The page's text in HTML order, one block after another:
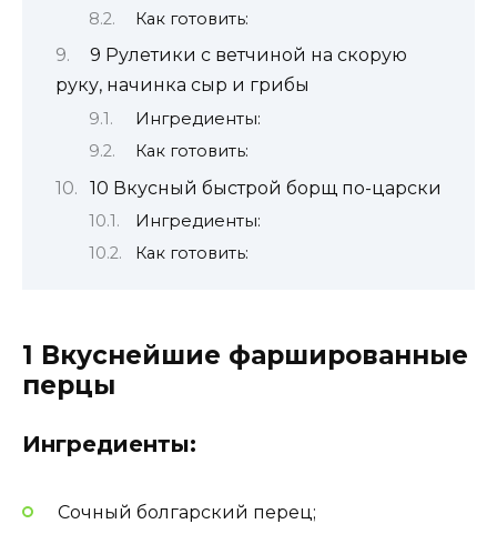
Как готовить:
9 Рулетики с ветчиной на скорую
руку, начинка сыр и грибы
Ингредиенты:
Как готовить:
10 Вкусный быстрой борщ по-царски
Ингредиенты:
Как готовить:
1 Вкуснейшие фаршированные
перцы
Ингредиенты:
Сочный болгарский перец;